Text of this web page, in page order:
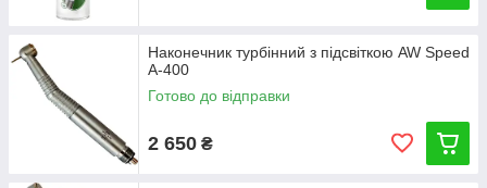
Наконечник турбінний з підсвіткою AW Speed
А-400
Готово до відправки
2 650 ₴